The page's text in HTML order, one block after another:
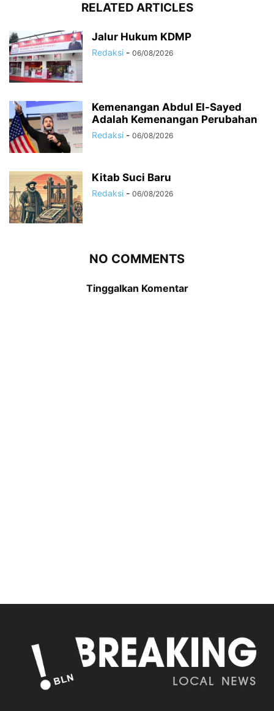
RELATED ARTICLES
Jalur Hukum KDMP
Redaksi - 06/08/2026
Kemenangan Abdul El-Sayed
Adalah Kemenangan Perubahan
Redaksi - 06/08/2026
Kitab Suci Baru
Redaksi - 06/08/2026
NO COMMENTS
Tinggalkan Komentar